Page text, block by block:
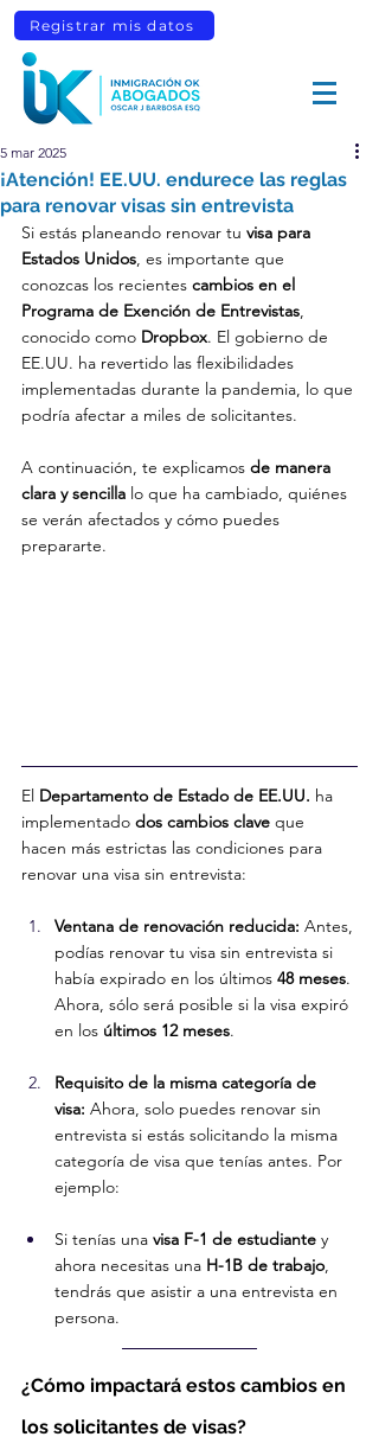
Registrar mis datos
¡Atención! EE.UU. endurece las reglas
para renovar visas sin entrevista
5 mar 2025
Si estás planeando renovar tu visa para
Estados Unidos, es importante que
conozcas los recientes cambios en el
Programa de Exención de Entrevistas,
conocido como Dropbox. El gobierno de
EE.UU. ha revertido las flexibilidades
implementadas durante la pandemia, lo que
podría afectar a miles de solicitantes.
A continuación, te explicamos de manera
clara y sencilla lo que ha cambiado, quiénes
se verán afectados y cómo puedes
prepararte.
El Departamento de Estado de EE.UU. ha
implementado dos cambios clave que
hacen más estrictas las condiciones para
renovar una visa sin entrevista:
Ventana de renovación reducida: Antes,
podías renovar tu visa sin entrevista si
había expirado en los últimos 48 meses.
Ahora, sólo será posible si la visa expiró
en los últimos 12 meses.
Requisito de la misma categoría de
visa: Ahora, solo puedes renovar sin
entrevista si estás solicitando la misma
categoría de visa que tenías antes. Por
ejemplo:
Si tenías una visa F-1 de estudiante y
ahora necesitas una H-1B de trabajo,
tendrás que asistir a una entrevista en
persona.
¿Cómo impactará estos cambios en
los solicitantes de visas?